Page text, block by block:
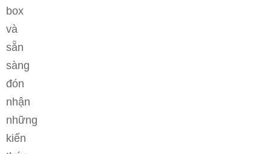
box
và
sẵn
sàng
đón
nhận
những
kiến